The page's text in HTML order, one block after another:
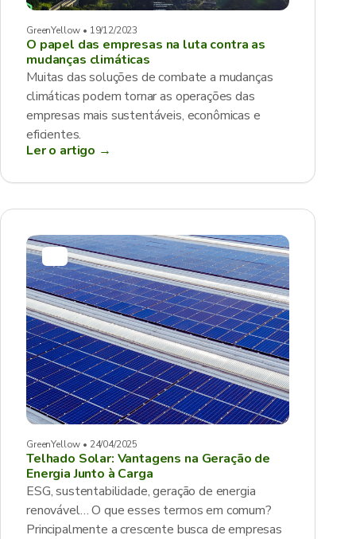
GreenYellow • 19/12/2023
O papel das empresas na luta contra as
mudanças climáticas
Muitas das soluções de combate a mudanças
climáticas podem tornar as operações das
empresas mais sustentáveis, econômicas e
eficientes.
Ler o artigo →
GreenYellow • 24/04/2025
Telhado Solar: Vantagens na Geração de
Energia Junto à Carga
ESG, sustentabilidade, geração de energia
renovável… O que esses termos em comum?
Principalmente a crescente busca de empresas